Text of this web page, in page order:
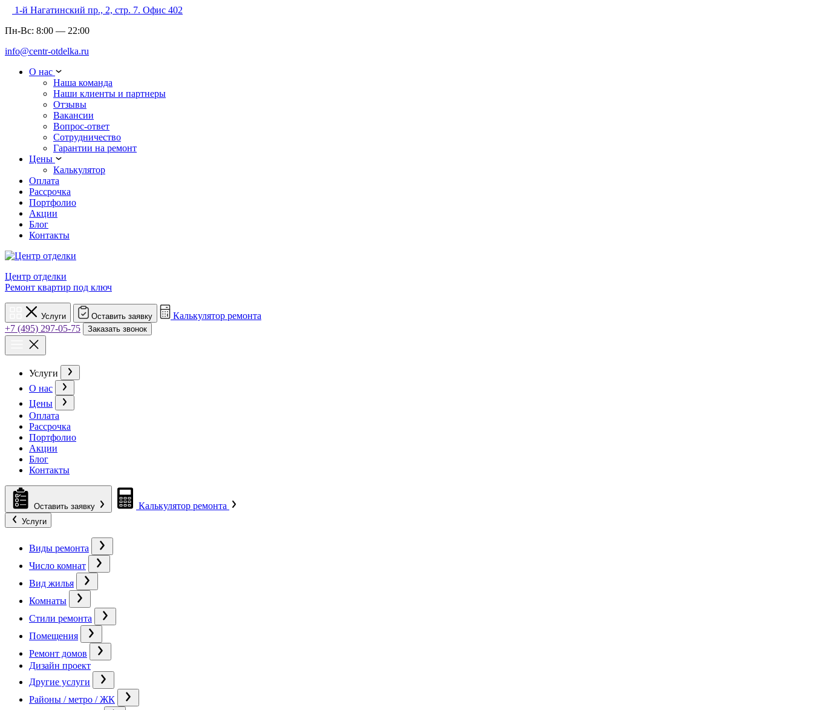
1-й Нагатинский пр., 2, стр. 7. Офис 402
Пн-Вс: 8:00 — 22:00
info@centr-otdelka.ru
О нас
Наша команда
Наши клиенты и партнеры
Отзывы
Вакансии
Вопрос-ответ
Сотрудничество
Гарантии на ремонт
Цены
Калькулятор
Оплата
Рассрочка
Портфолио
Акции
Блог
Контакты
Центр отделки
Ремонт квартир под ключ
Услуги Оставить заявку
Калькулятор ремонта
+7 (495) 297-05-75
Заказать звонок
Услуги
О нас
Цены
Оплата
Рассрочка
Портфолио
Акции
Блог
Контакты
Оставить заявку Калькулятор ремонта
Услуги
Виды ремонта
Число комнат
Вид жилья
Комнаты
Стили ремонта
Помещения
Ремонт домов
Дизайн проект
Другие услуги
Районы / метро / ЖК